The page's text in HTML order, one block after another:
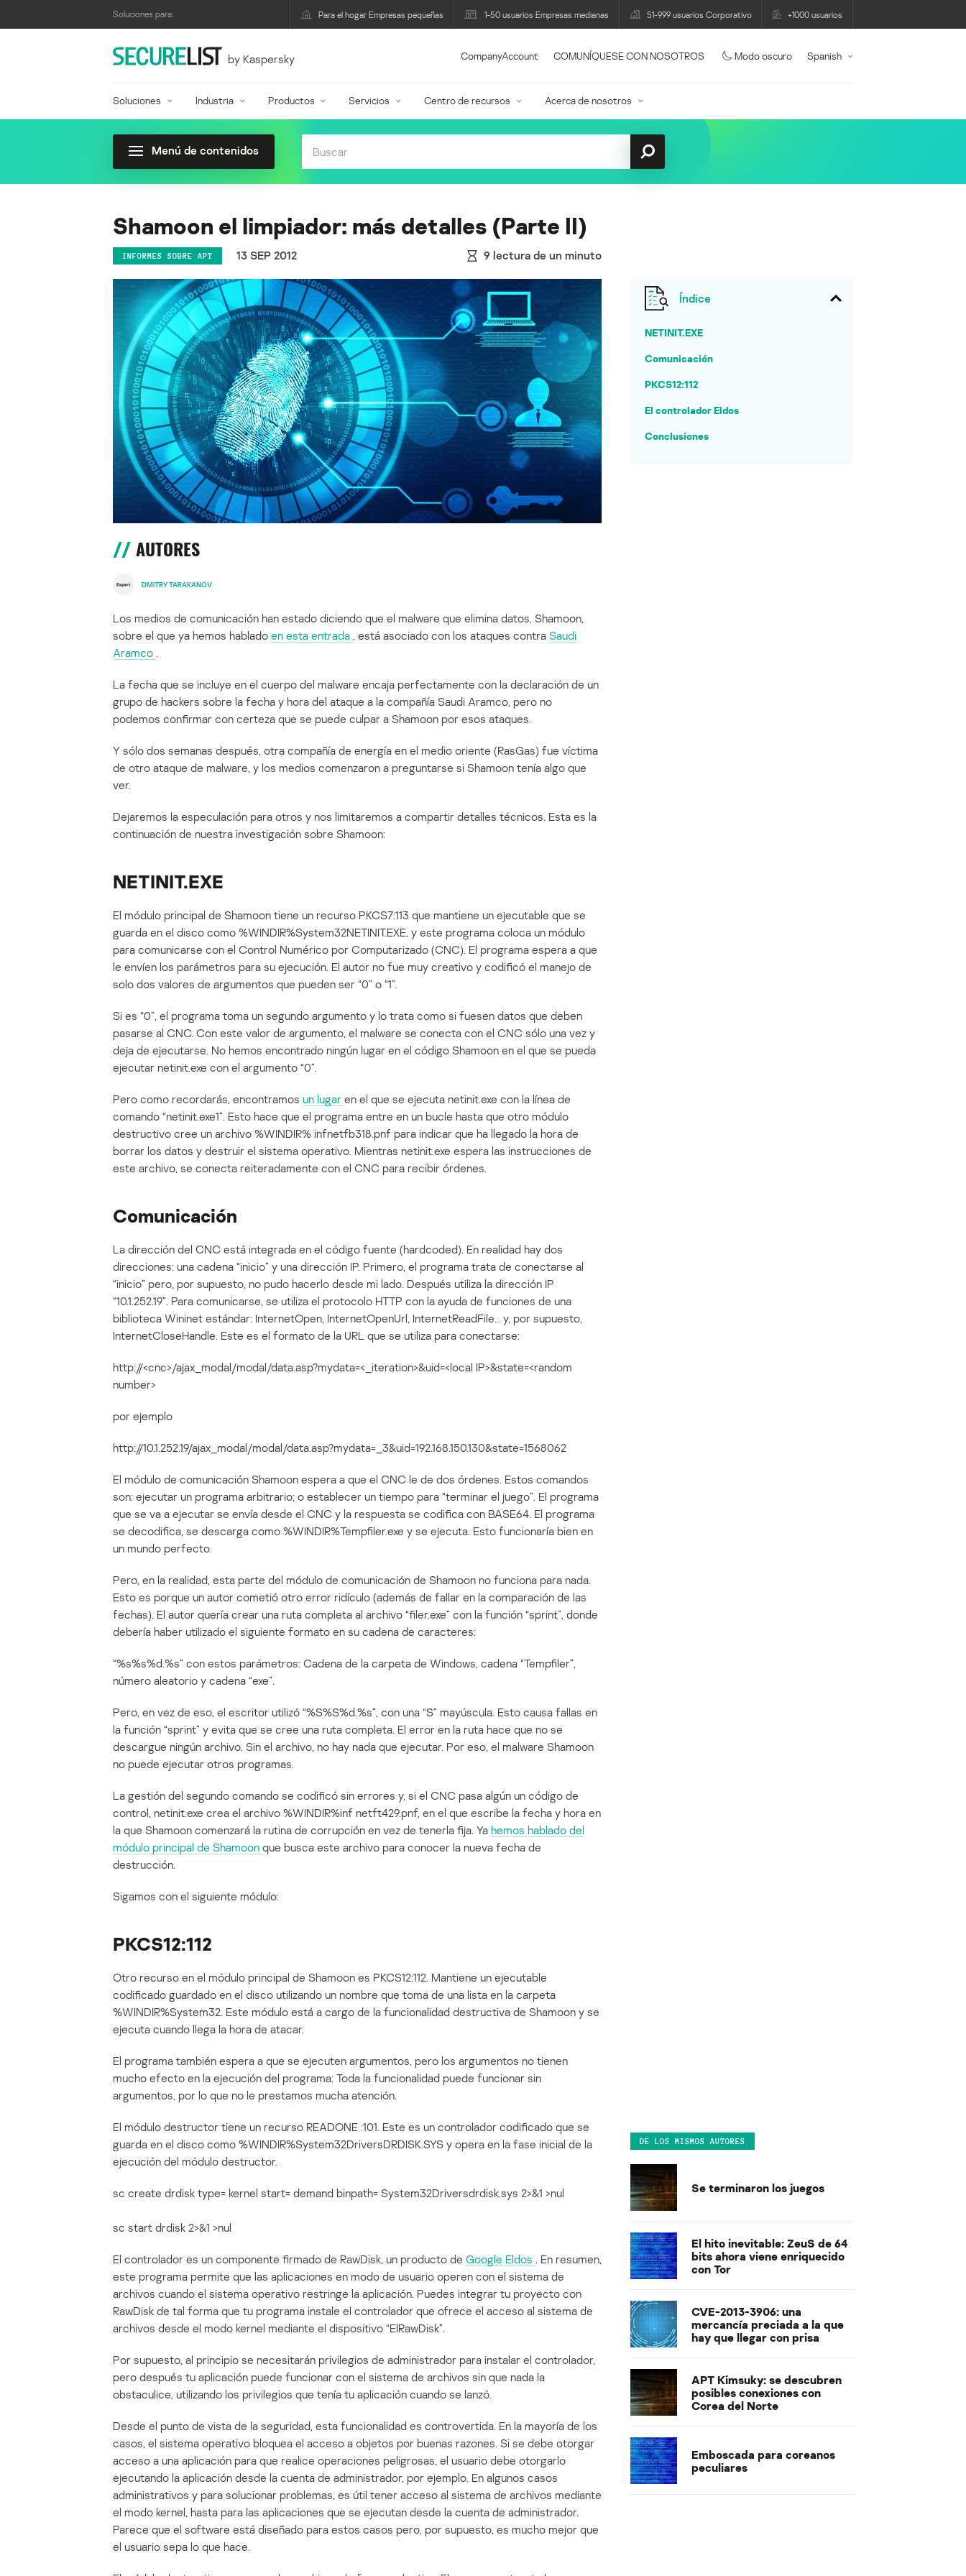
Soluciones para: Para el hogar Empresas pequeñas 1-50 usuarios Empresas medianas 51-999 usuarios Corporativo +1000 usuarios
by Kaspersky CompanyAccount COMUNÍQUESE CON NOSOTROS Modo oscuro Spanish
Soluciones Industria Productos Servicios Centro de recursos Acerca de nosotros
Menú de contenidos
Shamoon el limpiador: más detalles (Parte II)
INFORMES SOBRE APT 13 SEP 2012 9 lectura de un minuto
AUTORES
DMITRY TARAKANOV
Los medios de comunicación han estado diciendo que el malware que elimina datos, Shamoon,
sobre el que ya hemos hablado en esta entrada , está asociado con los ataques contra Saudi
Aramco .
La fecha que se incluye en el cuerpo del malware encaja perfectamente con la declaración de un
grupo de hackers sobre la fecha y hora del ataque a la compañía Saudi Aramco, pero no
podemos confirmar con certeza que se puede culpar a Shamoon por esos ataques.
Y sólo dos semanas después, otra compañía de energía en el medio oriente (RasGas) fue víctima
de otro ataque de malware, y los medios comenzaron a preguntarse si Shamoon tenía algo que
ver.
Dejaremos la especulación para otros y nos limitaremos a compartir detalles técnicos. Esta es la
continuación de nuestra investigación sobre Shamoon:
NETINIT.EXE
El módulo principal de Shamoon tiene un recurso PKCS7:113 que mantiene un ejecutable que se
guarda en el disco como %WINDIR%System32NETINIT.EXE, y este programa coloca un módulo
para comunicarse con el Control Numérico por Computarizado (CNC). El programa espera a que
le envíen los parámetros para su ejecución. El autor no fue muy creativo y codificó el manejo de
solo dos valores de argumentos que pueden ser “0” o “1”.
Si es “0”, el programa toma un segundo argumento y lo trata como si fuesen datos que deben
pasarse al CNC. Con este valor de argumento, el malware se conecta con el CNC sólo una vez y
deja de ejecutarse. No hemos encontrado ningún lugar en el código Shamoon en el que se pueda
ejecutar netinit.exe con el argumento “0”.
Pero como recordarás, encontramos un lugar en el que se ejecuta netinit.exe con la línea de
comando “netinit.exe1”. Esto hace que el programa entre en un bucle hasta que otro módulo
destructivo cree un archivo %WINDIR% infnetfb318.pnf para indicar que ha llegado la hora de
borrar los datos y destruir el sistema operativo. Mientras netinit.exe espera las instrucciones de
este archivo, se conecta reiteradamente con el CNC para recibir órdenes.
Comunicación
La dirección del CNC está integrada en el código fuente (hardcoded). En realidad hay dos
direcciones: una cadena “inicio” y una dirección IP. Primero, el programa trata de conectarse al
“inicio” pero, por supuesto, no pudo hacerlo desde mi lado. Después utiliza la dirección IP
“10.1.252.19”. Para comunicarse, se utiliza el protocolo HTTP con la ayuda de funciones de una
biblioteca Wininet estándar: InternetOpen, InternetOpenUrl, InternetReadFile… y, por supuesto,
InternetCloseHandle. Este es el formato de la URL que se utiliza para conectarse:
http://<cnc>/ajax_modal/modal/data.asp?mydata=<_iteration>&uid=<local IP>&state=<random
number>
por ejemplo
http://10.1.252.19/ajax_modal/modal/data.asp?mydata=_3&uid=192.168.150.130&state=1568062
El módulo de comunicación Shamoon espera a que el CNC le de dos órdenes. Estos comandos
son: ejecutar un programa arbitrario; o establecer un tiempo para “terminar el juego”. El programa
que se va a ejecutar se envía desde el CNC y la respuesta se codifica con BASE64. El programa
se decodifica, se descarga como %WINDIR%Tempfiler.exe y se ejecuta. Esto funcionaría bien en
un mundo perfecto.
Pero, en la realidad, esta parte del módulo de comunicación de Shamoon no funciona para nada.
Esto es porque un autor cometió otro error ridículo (además de fallar en la comparación de las
fechas). El autor quería crear una ruta completa al archivo “filer.exe” con la función “sprint”, donde
debería haber utilizado el siguiente formato en su cadena de caracteres:
“%s%s%d.%s” con estos parámetros: Cadena de la carpeta de Windows, cadena “Tempfiler”,
número aleatorio y cadena “exe”.
Pero, en vez de eso, el escritor utilizó “%S%S%d.%s”, con una “S” mayúscula. Esto causa fallas en
la función “sprint” y evita que se cree una ruta completa. El error en la ruta hace que no se
descargue ningún archivo. Sin el archivo, no hay nada que ejecutar. Por eso, el malware Shamoon
no puede ejecutar otros programas.
La gestión del segundo comando se codificó sin errores y, si el CNC pasa algún un código de
control, netinit.exe crea el archivo %WINDIR%inf netft429.pnf, en el que escribe la fecha y hora en
la que Shamoon comenzará la rutina de corrupción en vez de tenerla fija. Ya hemos hablado del
módulo principal de Shamoon que busca este archivo para conocer la nueva fecha de
destrucción.
Sigamos con el siguiente módulo:
PKCS12:112
Otro recurso en el módulo principal de Shamoon es PKCS12:112. Mantiene un ejecutable
codificado guardado en el disco utilizando un nombre que toma de una lista en la carpeta
%WINDIR%System32. Este módulo está a cargo de la funcionalidad destructiva de Shamoon y se
ejecuta cuando llega la hora de atacar.
El programa también espera a que se ejecuten argumentos, pero los argumentos no tienen
mucho efecto en la ejecución del programa: Toda la funcionalidad puede funcionar sin
argumentos, por lo que no le prestamos mucha atención.
El módulo destructor tiene un recurso READONE :101. Este es un controlador codificado que se
guarda en el disco como %WINDIR%System32DriversDRDISK.SYS y opera en la fase inicial de la
ejecución del módulo destructor.
sc create drdisk type= kernel start= demand binpath= System32Driversdrdisk.sys 2>&1 >nul
sc start drdisk 2>&1 >nul
El controlador es un componente firmado de RawDisk, un producto de Google Eldos . En resumen,
este programa permite que las aplicaciones en modo de usuario operen con el sistema de
archivos cuando el sistema operativo restringe la aplicación. Puedes integrar tu proyecto con
RawDisk de tal forma que tu programa instale el controlador que ofrece el acceso al sistema de
archivos desde el modo kernel mediante el dispositivo “ElRawDisk”.
Por supuesto, al principio se necesitarán privilegios de administrador para instalar el controlador,
pero después tu aplicación puede funcionar con el sistema de archivos sin que nada la
obstaculice, utilizando los privilegios que tenía tu aplicación cuando se lanzó.
Desde el punto de vista de la seguridad, esta funcionalidad es controvertida. En la mayoría de los
casos, el sistema operativo bloquea el acceso a objetos por buenas razones. Si se debe otorgar
acceso a una aplicación para que realice operaciones peligrosas, el usuario debe otorgarlo
ejecutando la aplicación desde la cuenta de administrador, por ejemplo. En algunos casos
administrativos y para solucionar problemas, es útil tener acceso al sistema de archivos mediante
el modo kernel, hasta para las aplicaciones que se ejecutan desde la cuenta de administrador.
Parece que el software está diseñado para estos casos pero, por supuesto, es mucho mejor que
el usuario sepa lo que hace.
Índice
NETINIT.EXE
Comunicación
PKCS12:112
El controlador Eldos
Conclusiones
DE LOS MISMOS AUTORES
Se terminaron los juegos
El hito inevitable: ZeuS de 64
bits ahora viene enriquecido
con Tor
CVE-2013-3906: una
mercancía preciada a la que
hay que llegar con prisa
APT Kimsuky: se descubren
posibles conexiones con
Corea del Norte
Emboscada para coreanos
peculiares